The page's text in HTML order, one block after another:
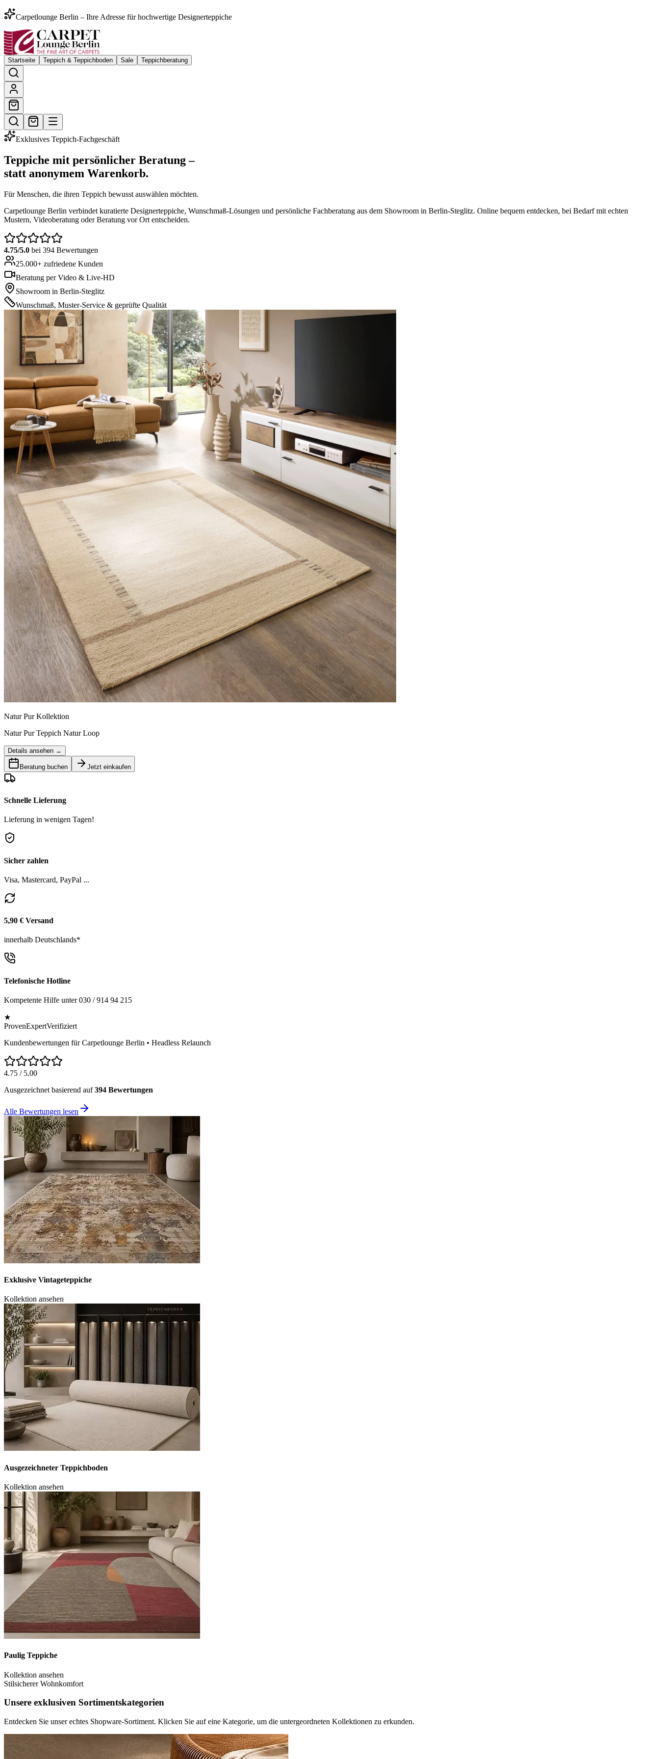
Carpetlounge Berlin – Ihre Adresse für hochwertige Designerteppiche
Startseite Teppich & Teppichboden Sale Teppichberatung
Exklusives Teppich-Fachgeschäft
Teppiche mit persönlicher Beratung –
statt anonymem Warenkorb.
Für Menschen, die ihren Teppich bewusst auswählen möchten.
Carpetlounge Berlin verbindet kuratierte Designerteppiche, Wunschmaß-Lösungen und persönliche Fachberatung aus dem Showroom in Berlin-Steglitz. Online bequem entdecken, bei Bedarf mit echten
Mustern, Videoberatung oder Beratung vor Ort entscheiden.
4.75/5.0 bei 394 Bewertungen
25.000+ zufriedene Kunden
Beratung per Video & Live-HD
Showroom in Berlin-Steglitz
Wunschmaß, Muster-Service & geprüfte Qualität
Natur Pur Kollektion
Natur Pur Teppich Natur Loop
Details ansehen →
Beratung buchen Jetzt einkaufen
Schnelle Lieferung
Lieferung in wenigen Tagen!
Sicher zahlen
Visa, Mastercard, PayPal ...
5,90 € Versand
innerhalb Deutschlands*
Telefonische Hotline
Kompetente Hilfe unter 030 / 914 94 215
★
ProvenExpertVerifiziert
Kundenbewertungen für Carpetlounge Berlin • Headless Relaunch
4.75 / 5.00
Ausgezeichnet basierend auf394 Bewertungen
Alle Bewertungen lesen
Exklusive Vintageteppiche
Kollektion ansehen
Ausgezeichneter Teppichboden
Kollektion ansehen
Paulig Teppiche
Kollektion ansehen
Stilsicherer Wohnkomfort
Unsere exklusiven Sortimentskategorien
Entdecken Sie unser echtes Shopware-Sortiment. Klicken Sie auf eine Kategorie, um die untergeordneten Kollektionen zu erkunden.